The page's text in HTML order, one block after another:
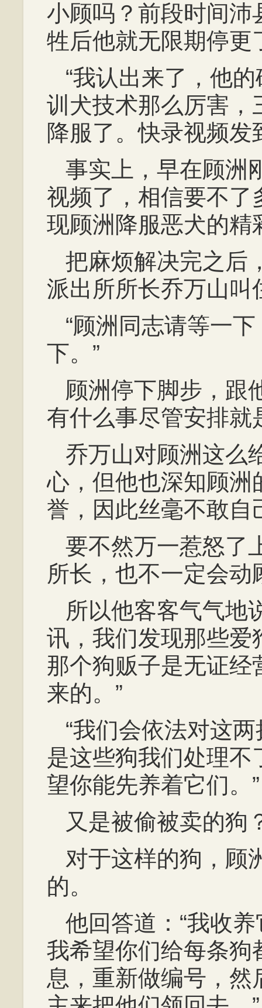
小顾吗？前段时间沛
牲后他就无限期停更
“我认出来了，他
训犬技术那么厉害，
降服了。快录视频发
事实上，早在顾洲
视频了，相信要不了
现顾洲降服恶犬的精
把麻烦解决完之后
派出所所长乔万山叫
“顾洲同志请等一
下。”
顾洲停下脚步，跟
有什么事尽管安排就
乔万山对顾洲这么
心，但他也深知顾洲
誉，因此丝毫不敢自
要不然万一惹怒了
所长，也不一定会
所以他客客气气地
讯，我们发现那些爱
那个狗贩子是无证经
来的。”
“我们会依法对这
是这些狗我们处理
望你能先养着它们。”
又是被偷被卖的狗
对于这样的狗，顾
的。
他回答道：“我收
我希望你们给每条狗
息，重新做编号，